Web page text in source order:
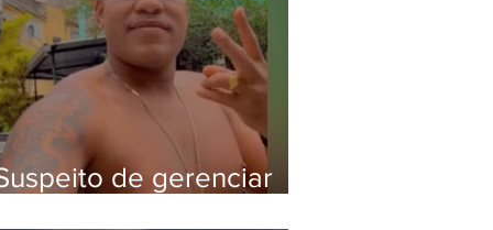
de gerenciar